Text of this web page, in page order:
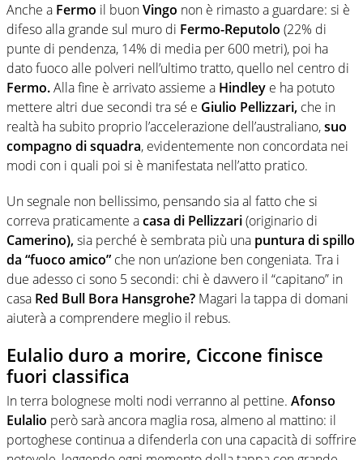
Anche a Fermo il buonVingo non è rimasto a guardare: si è
difeso alla grande sul muro di Fermo-Reputolo (22% di
punte di pendenza, 14% di media per 600 metri), poi ha
dato fuoco alle polveri nell’ultimo tratto, quello nel centro di
Fermo.Alla fine è arrivato assieme a Hindley e ha potuto
mettere altri due secondi tra sé e Giulio Pellizzari, che in
realtà ha subito proprio l’accelerazione dell’australiano,suo
compagno di squadra, evidentemente non concordata nei
modi con i quali poi si è manifestata nell’atto pratico.
Un segnale non bellissimo, pensando sia al fatto che si
correva praticamente acasa di Pellizzari(originario di
Camerino),sia perché è sembrata più una puntura di spillo
da “fuoco amico” che non un’azione ben congeniata. Tra i
due adesso ci sono 5 secondi: chi è davvero il “capitano” in
casa Red Bull Bora Hansgrohe? Magari la tappa di domani
aiuterà a comprendere meglio il rebus.
Eulalio duro a morire, Ciccone finisce
fuori classifica
In terra bolognese molti nodi verranno al pettine. Afonso
Eulalio però sarà ancora maglia rosa, almeno al mattino: il
portoghese continua a difenderla con una capacità di soffrire